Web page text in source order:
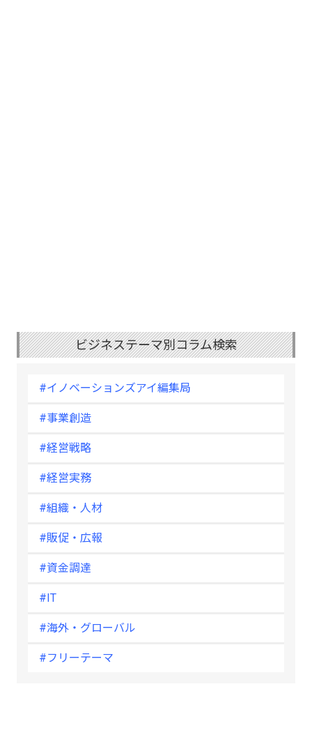
ビジネステーマ別コラム検索
#イノベーションズアイ編集局
#事業創造
#経営戦略
#経営実務
#組織・人材
#販促・広報
#資金調達
#IT
#海外・グローバル
#フリーテーマ